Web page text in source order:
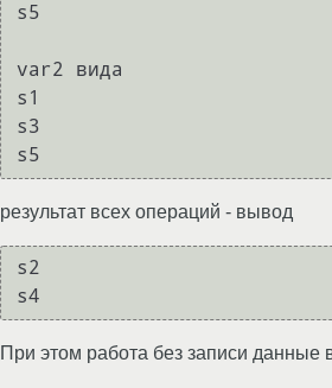
s5
var2 вида
s1
s3
результат всех операций - вывод
s2
При этом работа без записи